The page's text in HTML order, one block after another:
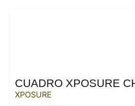
CUADRO XPOSURE
XPOSURE